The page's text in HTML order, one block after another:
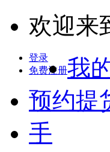
欢迎来
登录
免费注册我
预约提
手